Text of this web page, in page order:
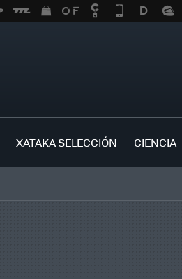
XATAKA SELECCIÓN CIENCIA